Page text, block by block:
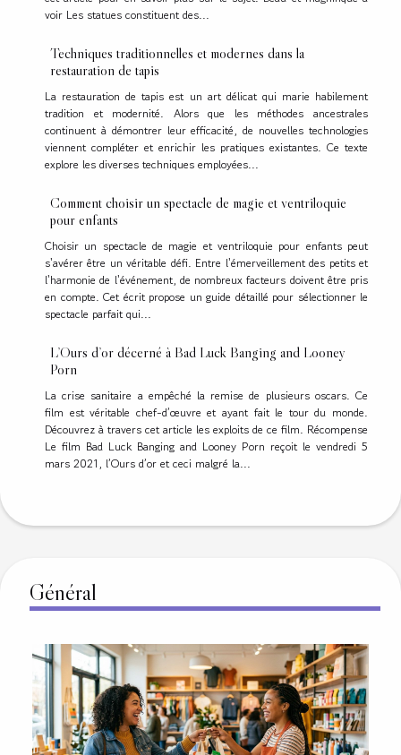
voir Les statues constituent des...
Techniques traditionnelles et modernes dans la
restauration de tapis
La restauration de tapis est un art délicat qui marie habilement
tradition et modernité. Alors que les méthodes ancestrales
continuent à démontrer leur efficacité, de nouvelles technologies
viennent compléter et enrichir les pratiques existantes. Ce texte
explore les diverses techniques employées...
Comment choisir un spectacle de magie et ventriloquie
pour enfants
Choisir un spectacle de magie et ventriloquie pour enfants peut
s'avérer être un véritable défi. Entre l'émerveillement des petits et
l'harmonie de l'événement, de nombreux facteurs doivent être pris
en compte. Cet écrit propose un guide détaillé pour sélectionner le
spectacle parfait qui...
L’Ours d’or décerné à Bad Luck Banging and Looney
Porn
La crise sanitaire a empêché la remise de plusieurs oscars. Ce
film est véritable chef-d’œuvre et ayant fait le tour du monde.
Découvrez à travers cet article les exploits de ce film. Récompense
Le film Bad Luck Banging and Looney Porn reçoit le vendredi 5
mars 2021, l’Ours d’or et ceci malgré la...
Général